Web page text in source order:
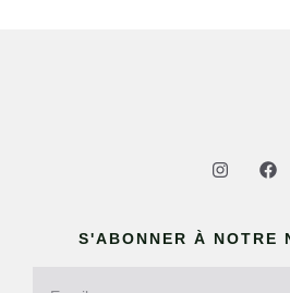
S'ABONNER À NOTRE